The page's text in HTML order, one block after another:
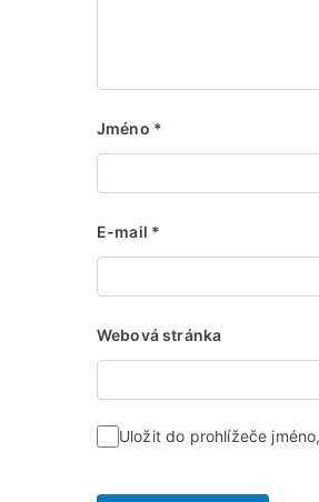
Jméno *
E-mail *
Webová stránka
Uložit do prohlížeče